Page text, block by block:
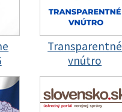
Transparentné
vnútro